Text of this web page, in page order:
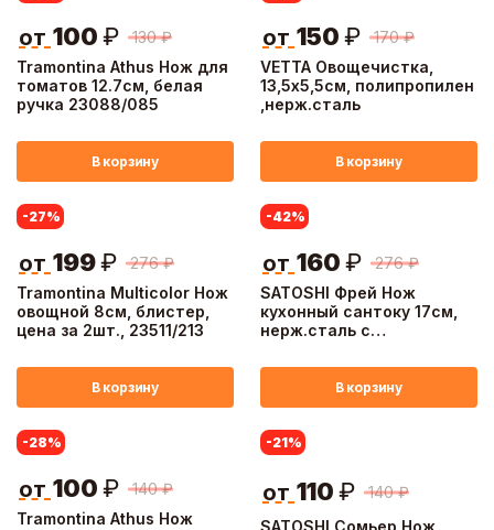
Tramontina Athus Нож для
томатов 12.7см, белая
ручка 23088/085
130 ₽
от 100 ₽
В корзину
VETTA Овощечистка,
13,5х5,5см, полипропилен
,нерж.сталь
170 ₽
от 150 ₽
В корзину
Tramontina Multicolor Нож
овощной 8см, блистер,
цена за 2шт., 23511/213
-27%
276 ₽
от 199₽
В корзину
SATOSHI Фрей Нож
кухонный сантоку 17см,
нерж.сталь с
покрытием
-42%
276 ₽
от 160 ₽
В корзину
Tramontina Athus Нож
-28%
140 ₽
от 100 ₽
SATOSHI Сомьер Нож
-21%
140 ₽
от 110 ₽